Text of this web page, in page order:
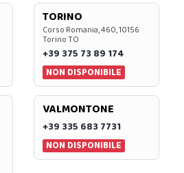
TORINO
Corso Romania, 460, 10156
Torino TO
+39 375 73 89 174
NON DISPONIBILE
VALMONTONE
+39 335 683 7731
NON DISPONIBILE